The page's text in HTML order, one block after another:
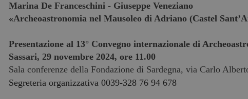
Marina De Franceschini - Giuseppe Veneziano
«Archeoastronomia nel Mausoleo di Adriano (Castel
Presentazione al 13° Convegno internazionale di
Sassari, 29 novembre 2024, ore 11.00
Sala conferenze della Fondazione di Sardegna, via Carlo
Segreteria organizzativa 0039-328 76 94 678